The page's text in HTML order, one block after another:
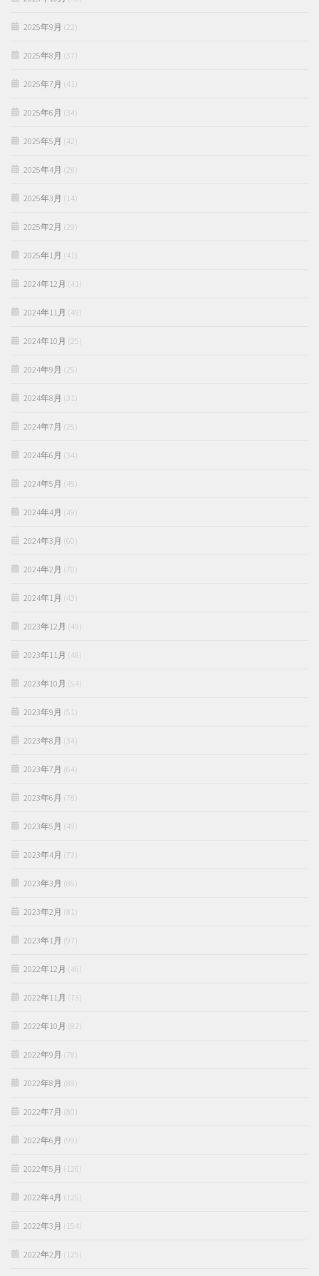
2025年9月 (22)
2025年8月 (37)
2025年7月 (41)
2025年6月 (34)
2025年5月 (42)
2025年4月 (28)
2025年3月 (14)
2025年2月 (29)
2025年1月 (41)
2024年12月 (41)
2024年11月 (49)
2024年10月 (25)
2024年9月 (25)
2024年8月 (31)
2024年7月 (25)
2024年6月 (34)
2024年5月 (45)
2024年4月 (49)
2024年3月 (60)
2024年2月 (70)
2024年1月 (43)
2023年12月 (49)
2023年11月 (48)
2023年10月 (54)
2023年9月 (51)
2023年8月 (34)
2023年7月 (64)
2023年6月 (78)
2023年5月 (49)
2023年4月 (73)
2023年3月 (86)
2023年2月 (81)
2023年1月 (97)
2022年12月 (46)
2022年11月 (73)
2022年10月 (82)
2022年9月 (78)
2022年8月 (88)
2022年7月 (80)
2022年6月 (99)
2022年5月 (126)
2022年4月 (125)
2022年3月 (154)
2022年2月 (129)